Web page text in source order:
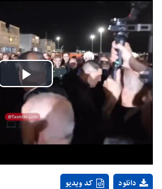
Play
Video
کد ویدیو دانلود